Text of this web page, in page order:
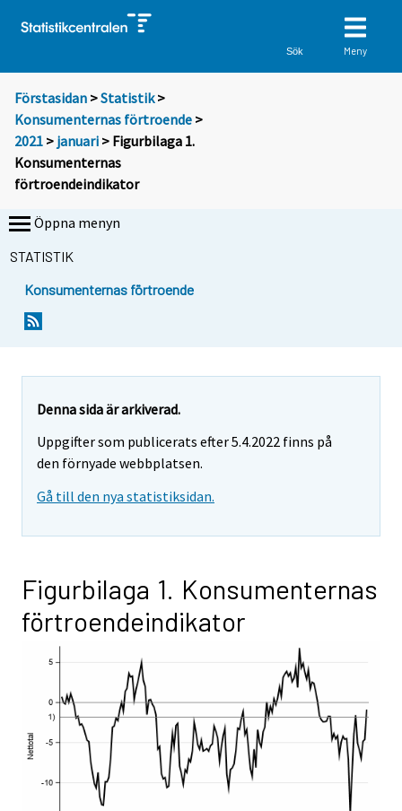
Sök Meny
Förstasidan >Statistik >
Konsumenternas förtroende >
2021 > januari > Figurbilaga 1.
Konsumenternas
förtroendeindikator
Öppna menyn
STATISTIK
Konsumenternas förtroende
Denna sida är arkiverad.
Uppgifter som publicerats efter 5.4.2022 finns på
den förnyade webbplatsen.
Gå till den nya statistiksidan.
Figurbilaga 1. Konsumenternas
förtroendeindikator